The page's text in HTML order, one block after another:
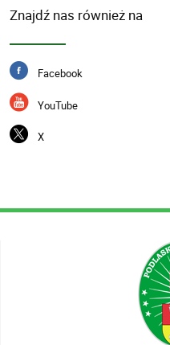
Znajdź nas również na
Facebook
YouTube
X